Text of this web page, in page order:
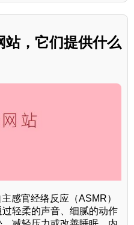
，它们提供什么
感官经络反应（ASMR）
轻柔的声音、细腻的动作